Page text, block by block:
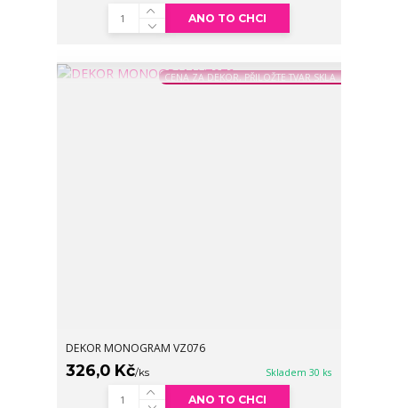
ANO TO CHCI
CENA ZA DEKOR, PŘILOŽTE TVAR SKLA
DEKOR MONOGRAM VZ076
326,0 Kč/ks Skladem 30 ks
ANO TO CHCI